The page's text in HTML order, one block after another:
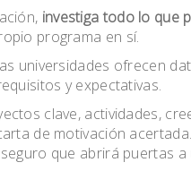
investiga todo lo que
programa en sí.
universidades ofrecen
y expectativas.
clave, actividades,
de motivación
que abrirá puertas